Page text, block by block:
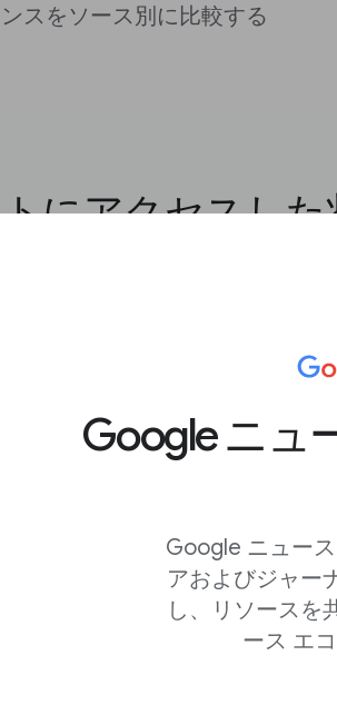
Google ニュ
Google ニュー
アおよびジャー
し、リソースを
ース エ
スをソース別に比較する
にアクセスした
ます。
検索結果のみ）: サイトにアクセ
したもの
ク数や表示回数が最も多いページ
: テキスト、画像、動画、ニュ